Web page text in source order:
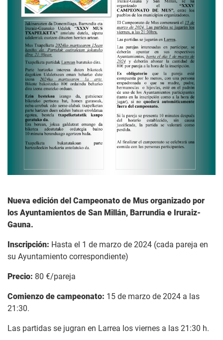
Nueva edición del Campeonato de Mus organizado por
los Ayuntamientos de San Millán, Barrundia e Iruraiz-
Gauna.
Inscripción: Hasta el 1 de marzo de 2024 (cada pareja en
su Ayuntamiento correspondiente)
Precio: 80 €/pareja
Comienzo de campeonato: 15 de marzo de 2024 a las
21:30.
Las partidas se jugran en Larrea los viernes a las 21:30 h.